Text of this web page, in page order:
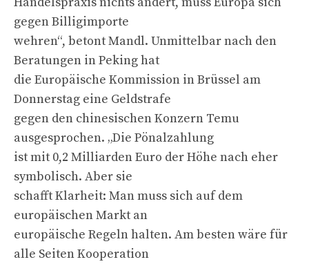
gegen Billigimporte
wehren“, betont Mandl. Unmittelbar nach den
Beratungen in Peking hat
die Europäische Kommission in Brüssel am
Donnerstag eine Geldstrafe
gegen den chinesischen Konzern Temu
ausgesprochen. „Die Pönalzahlung
ist mit 0,2 Milliarden Euro der Höhe nach eher
symbolisch. Aber sie
schafft Klarheit: Man muss sich auf dem
europäischen Markt an
europäische Regeln halten. Am besten wäre für
alle Seiten Kooperation